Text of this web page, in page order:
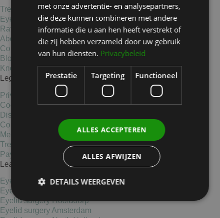
Treatments
Eyelid surgery
Rates
About us
Contact
Blogs
Knowledge base
Legal Information
Privacy Statement
Cookies
Disclaimer
Complaints
Medical data statement
Treatment conditions
Payment options
Learn more
Eyelid elevators
Eyelid surgery Haarlem
Eyelid surgery Hoofddorp
Eyelid surgery Amsterdam
met onze advertentie- en analysepartners,
die deze kunnen combineren met andere
informatie die u aan hen heeft verstrekt of
die zij hebben verzameld door uw gebruik
van hun diensten. Privacybeleid
Prestatie Targeting Functioneel
ALLES ACCEPTEREN
ALLES AFWIJZEN
DETAILS WEERGEVEN